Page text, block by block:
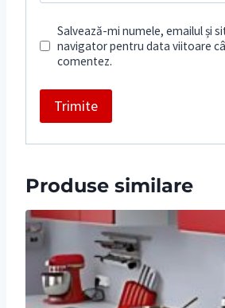
Salvează-mi numele, emailul și
navigator pentru data viitoare
comentez.
Produse similare